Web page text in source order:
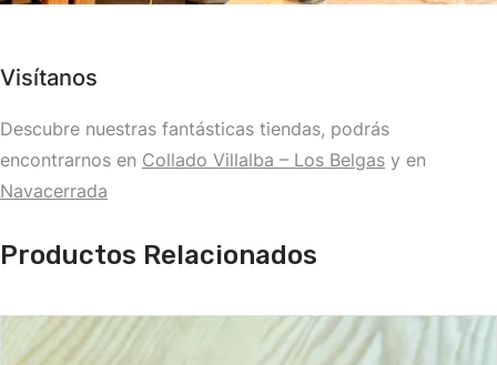
Visítanos
Descubre nuestras fantásticas tiendas, podrás
encontrarnos en Collado Villalba – Los Belgas y en
Navacerrada
Productos Relacionados